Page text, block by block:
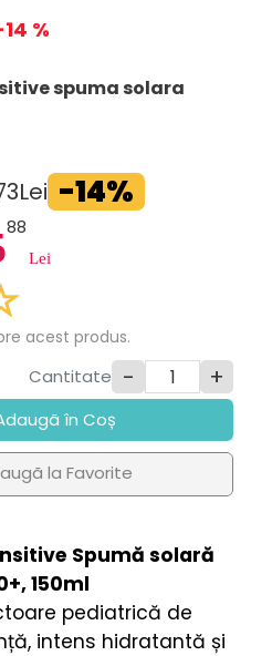
%
spuma solara
-14%
88
Lei
acest produs.
Cantitate - +
în Coș
la Favorite
Spumă solară
150ml
pediatrică de
intens hidratantă și